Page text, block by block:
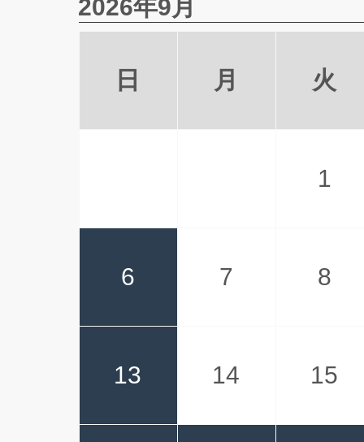
2026年9月
日 月 火
1
6 7 8
13 14 15